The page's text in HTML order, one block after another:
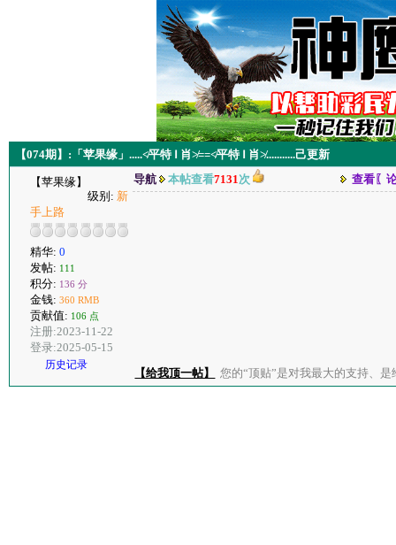
【074期】:「苹果缘」.....≮平特 Ⅰ 肖≯==≮平特 Ⅰ 肖≯...........己更新
【苹果缘】
级别: 新
手上路
精华: 0
发帖: 111
积分: 136 分
金钱: 360 RMB
贡献值: 106 点
注册:2023-11-22
登录:2025-05-15
历史记录
导航 本帖查看7131次 查看〖
【给我顶一帖】 您的“顶贴”是对我最大的支持、